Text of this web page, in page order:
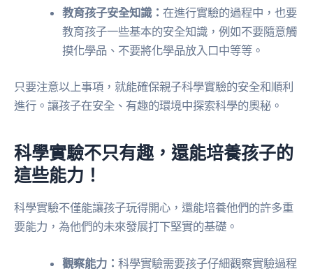
教育孩子安全知識：在進行實驗的過程中，也要
教育孩子一些基本的安全知識，例如不要隨意觸
摸化學品、不要將化學品放入口中等等。
只要注意以上事項，就能確保親子科學實驗的安全和順利
進行。讓孩子在安全、有趣的環境中探索科學的奧秘。
科學實驗不只有趣，還能培養孩子的
這些能力！
科學實驗不僅能讓孩子玩得開心，還能培養他們的許多重
要能力，為他們的未來發展打下堅實的基礎。
觀察能力：科學實驗需要孩子仔細觀察實驗過程